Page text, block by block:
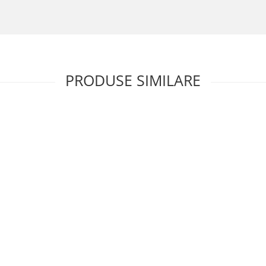
produs transformă orice intrare într-un spațiu de prestigiu.
PRODUSE SIMILARE